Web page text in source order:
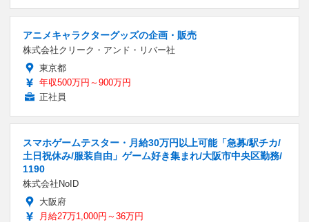
アニメキャラクターグッズの企画・販売
株式会社クリーク・アンド・リバー社
東京都
年収500万円～900万円
正社員
スマホゲームテスター・月給30万円以上可能「急募/駅チカ/
土日祝休み/服装自由」ゲーム好き集まれ/大阪市中央区勤務/
1190
株式会社NoID
大阪府
月給27万1,000円～36万円